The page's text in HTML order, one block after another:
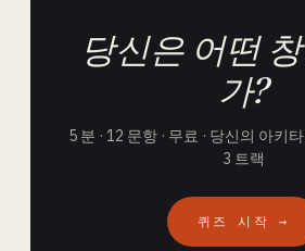
당신은 어떤
가?
5 분 · 12 문항 · 무료 · 당신의 아키
3 트랙
퀴즈 시작 →